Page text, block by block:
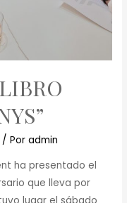
/ Poradmin
ha presentado el
que lleva por